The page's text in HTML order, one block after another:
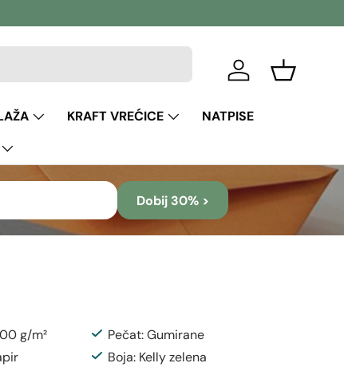
Prijava Košara
KRAFT VREĆICE
NATPISE
Dobij 30% >
g/m²
Pečat: Gumirane
Boja: Kelly zelena